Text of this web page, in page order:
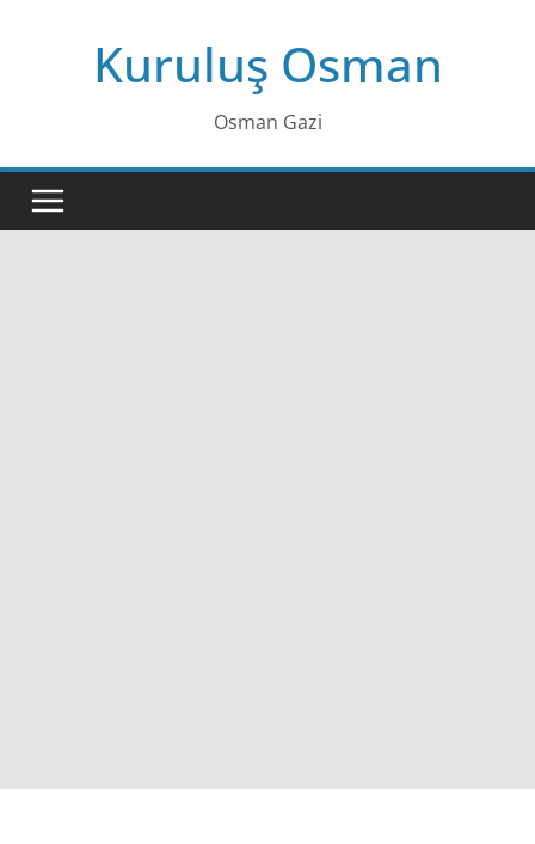
Kuruluş Osman
Osman Gazi